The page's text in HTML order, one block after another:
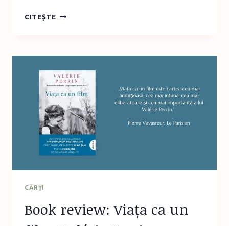
CITEȘTESISTEM
ȘCOLAR
CLASA
A
DOUA
CĂRŢI
Book review: Viața ca un